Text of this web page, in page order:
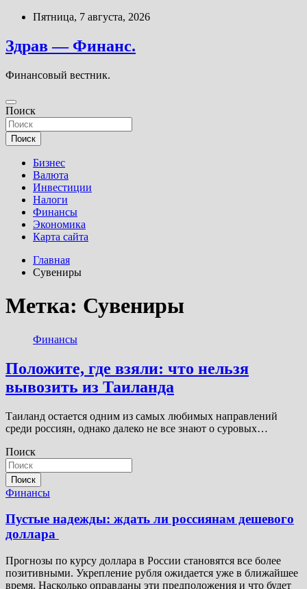
Перейти
содержимому
Пятница, 7 августа, 2026
Здрав — Финанс.
Финансовый вестник.
Поиск
Поиск
Бизнес
Валюта
Инвестиции
Налоги
Финансы
Экономика
Карта сайта
Главная
Сувениры
Метка: Сувениры
Финансы
Положите, где взяли: что нельзя
вывозить из Таиланда
Таиланд остается одним из самых любимых направлений
среди россиян, однако далеко не все знают о суровых…
Поиск
Поиск
Финансы
Пустые надежды: ждать ли россиянам дешевого
доллара
Прогнозы по курсу доллара в России становятся все более
позитивными. Укрепление рубля ожидается уже в ближайшее
время. Насколько оправданы эти предположения и что будет